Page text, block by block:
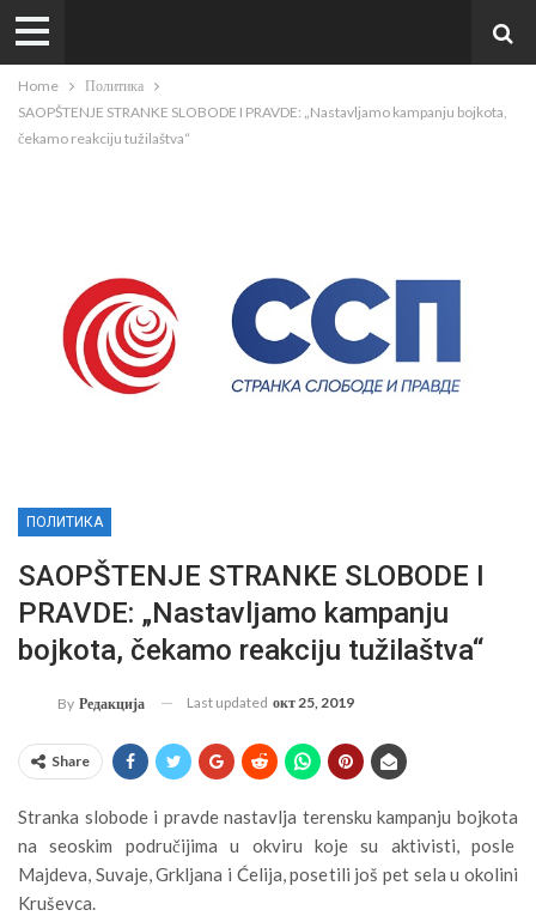
Home
Политика
SAOPŠTENJE STRANKE SLOBODE I PRAVDE: „Nastavljamo kampanju bojkota,
čekamo reakciju tužilaštva“
ПОЛИТИКА
SAOPŠTENJE STRANKE SLOBODE I
PRAVDE: „Nastavljamo kampanju
bojkota, čekamo reakciju tužilaštva“
By Редакција Last updated окт 25, 2019
Share
Stranka slobode i pravde nastavlja terensku kampanju bojkota
na seoskim područijima u okviru koje su aktivisti, posle
Majdeva, Suvaje, Grkljana i Ćelija, posetili još pet sela u okolini
Kruševca.